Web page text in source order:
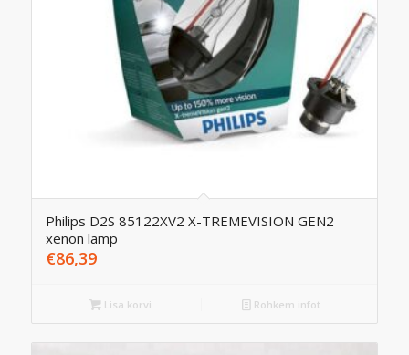
Philips D2S 85122XV2 X-TREMEVISION GEN2
xenon lamp
€86,39
Lisa korvi Rohkem infot